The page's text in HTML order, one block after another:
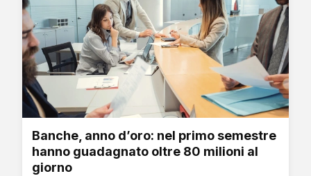
Banche, anno d’oro: nel primo semestre
hanno guadagnato oltre 80 milioni al
giorno